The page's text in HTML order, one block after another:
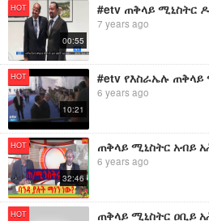
HOT
00:55
7 years ago
HOT
10:21
6 years ago
HOT
32:46
6 years ago
HOT